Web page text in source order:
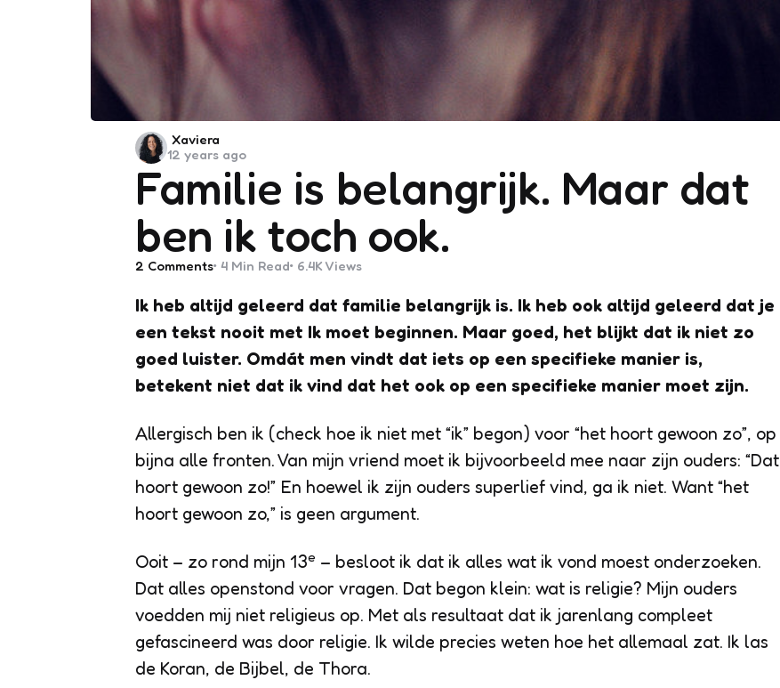
Familie is belangrijk. Maar dat
ben ik toch ook.
Posted
by
Xaviera
12 years ago
2 Comments 4 Min Read 6.4K Views
Ik heb altijd geleerd dat familie belangrijk is. Ik heb ook altijd geleerd dat je
een tekst nooit met Ik moet beginnen. Maar goed, het blijkt dat ik niet zo
goed luister. Omdát men vindt dat iets op een specifieke manier is,
betekent niet dat ik vind dat het ook op een specifieke manier moet zijn.
Allergisch ben ik (check hoe ik niet met “ik” begon) voor “het hoort gewoon zo”, op
bijna alle fronten. Van mijn vriend moet ik bijvoorbeeld mee naar zijn ouders: “Dat
hoort gewoon zo!” En hoewel ik zijn ouders superlief vind, ga ik niet. Want “het
hoort gewoon zo,” is geen argument.
Ooit – zo rond mijn 13e – besloot ik dat ik alles wat ik vond moest onderzoeken.
Dat alles openstond voor vragen. Dat begon klein: wat is religie? Mijn ouders
voedden mij niet religieus op. Met als resultaat dat ik jarenlang compleet
gefascineerd was door religie. Ik wilde precies weten hoe het allemaal zat. Ik las
de Koran, de Bijbel, de Thora.